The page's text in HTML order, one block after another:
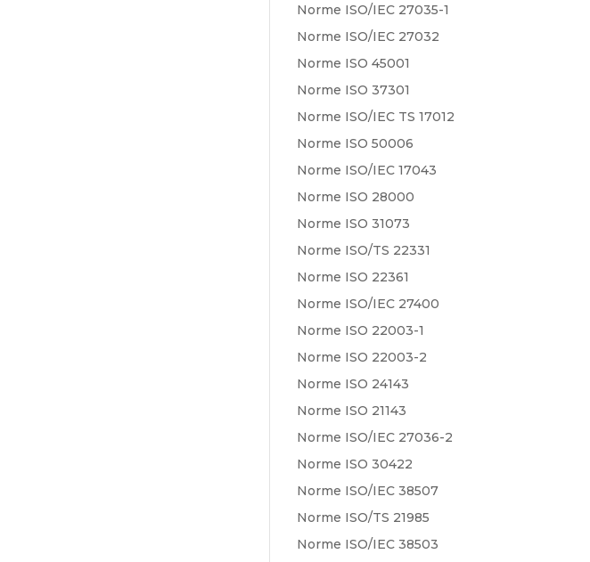
Norme ISO/IEC 27035-1
Norme ISO/IEC 27032
Norme ISO 45001
Norme ISO 37301
Norme ISO/IEC TS 17012
Norme ISO 50006
Norme ISO/IEC 17043
Norme ISO 28000
Norme ISO 31073
Norme ISO/TS 22331
Norme ISO 22361
Norme ISO/IEC 27400
Norme ISO 22003-1
Norme ISO 22003-2
Norme ISO 24143
Norme ISO 21143
Norme ISO/IEC 27036-2
Norme ISO 30422
Norme ISO/IEC 38507
Norme ISO/TS 21985
Norme ISO/IEC 38503